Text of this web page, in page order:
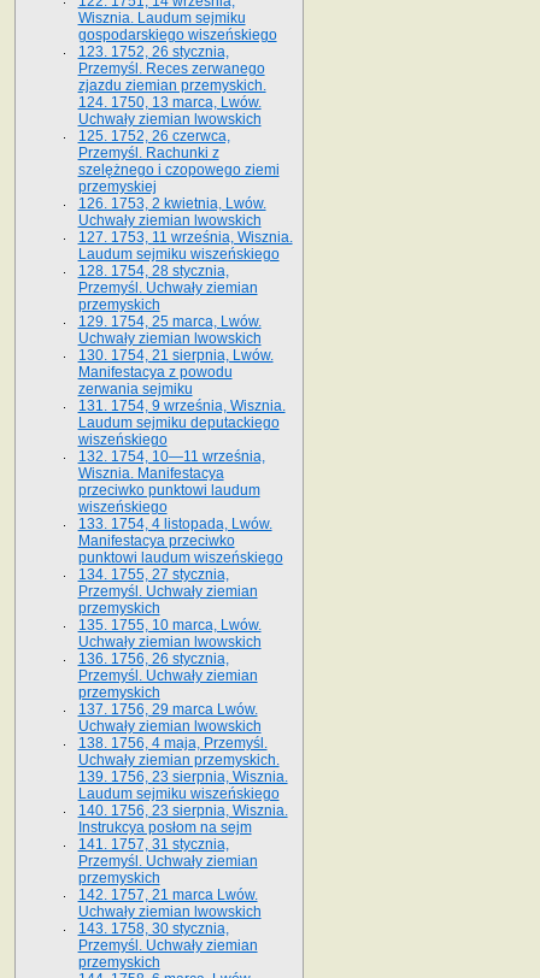
Wisznia. Laudum sejmiku
gospodarskiego wiszeńskiego
123. 1752, 26 stycznia,
Przemyśl. Reces zerwanego
zjazdu ziemian przemyskich.
124. 1750, 13 marca, Lwów.
Uchwały ziemian lwowskich
125. 1752, 26 czerwca,
Przemyśl. Rachunki z
szelężnego i czopowego ziemi
przemyskiej
126. 1753, 2 kwietnia, Lwów.
Uchwały ziemian lwowskich
127. 1753, 11 września, Wisznia.
Laudum sejmiku wiszeńskiego
128. 1754, 28 stycznia,
Przemyśl. Uchwały ziemian
przemyskich
129. 1754, 25 marca, Lwów.
Uchwały ziemian lwowskich
130. 1754, 21 sierpnia, Lwów.
Manifestacya z powodu
zerwania sejmiku
131. 1754, 9 września, Wisznia.
Laudum sejmiku deputackiego
wiszeńskiego
132. 1754, 10—11 września,
Wisznia. Manifestacya
przeciwko punktowi laudum
wiszeńskiego
133. 1754, 4 listopada, Lwów.
Manifestacya przeciwko
punktowi laudum wiszeńskiego
134. 1755, 27 stycznia,
Przemyśl. Uchwały ziemian
przemyskich
135. 1755, 10 marca, Lwów.
Uchwały ziemian lwowskich
136. 1756, 26 stycznia,
Przemyśl. Uchwały ziemian
przemyskich
137. 1756, 29 marca Lwów.
Uchwały ziemian lwowskich
138. 1756, 4 maja, Przemyśl.
Uchwały ziemian przemyskich.
139. 1756, 23 sierpnia, Wisznia.
Laudum sejmiku wiszeńskiego
140. 1756, 23 sierpnia, Wisznia.
Instrukcya posłom na sejm
141. 1757, 31 stycznia,
Przemyśl. Uchwały ziemian
przemyskich
142. 1757, 21 marca Lwów.
Uchwały ziemian lwowskich
143. 1758, 30 stycznia,
Przemyśl. Uchwały ziemian
przemyskich